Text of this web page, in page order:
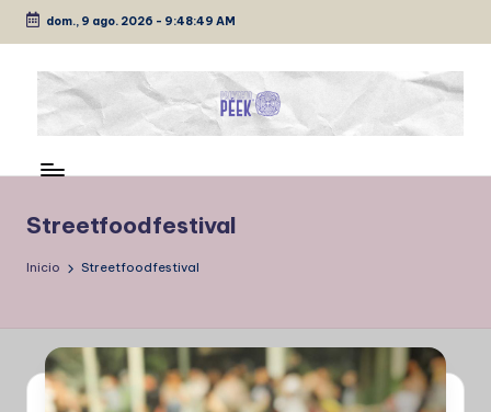
Saltar
contenido
dom., 9 ago. 2026 - 9:48:49 AM
E
K
de
Streetfoodfestival
Inicio Streetfoodfestival